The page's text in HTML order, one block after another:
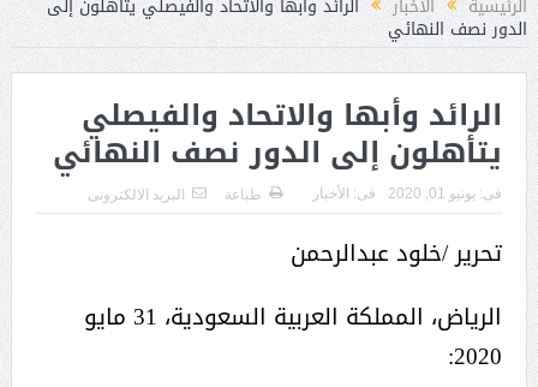
الدور نصف النهائي
الرائد وأبها والاتحاد والفيصلي
يتأهلون إلى الدور نصف النهائي
فى: يونيو 01, 2020 فى: الأخبار طباعة البريد الالكترونى
تحرير /خلود عبدالرحمن
الرياض، المملكة العربية السعودية، 31 مايو
2020: